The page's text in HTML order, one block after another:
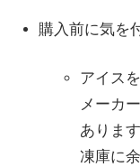
購入前に気を
アイス
メーカ
ありま
凍庫に